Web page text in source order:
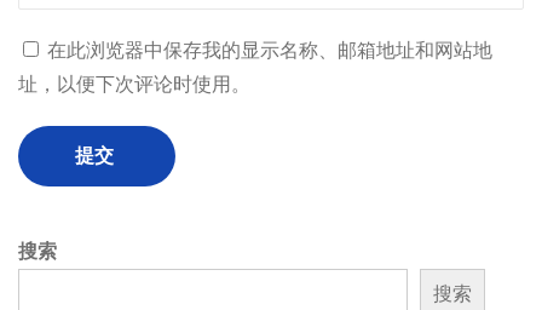
在此浏览器中保存我的显示名称、邮箱地址和网站地
址，以便下次评论时使用。
搜索
搜索